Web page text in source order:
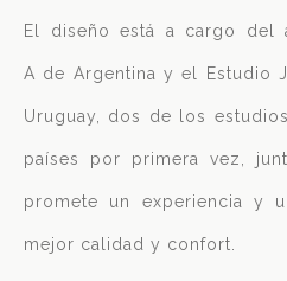
El diseño está a cargo del
A de Argentina y el Estudio
Uruguay, dos de los
países por primera vez,
promete un experiencia y
mejor calidad y confort.